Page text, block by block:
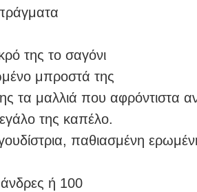
της το σαγόνι
μπροστά της
τα μαλλιά που αφρόντιστα
της καπέλο.
παθιασμένη
ή 100